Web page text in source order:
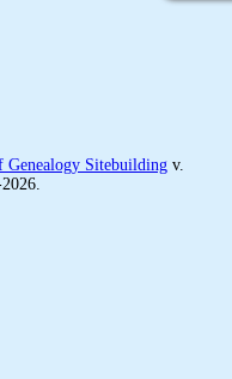
Genealogy Sitebuilding v.